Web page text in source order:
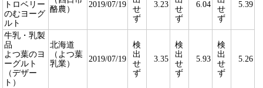
トロベリー
のむヨーグ
ルト
酪農）
2019/07/19
せ
ず
3.23
せ
ず
6.04
せ
ず
5.39
牛乳・乳製
品
よつ葉のヨ
ーグルト
（デザー
ト）
北海道
（よつ葉
乳業）
2019/07/19
検
出
せ
ず
3.35
検
出
せ
ず
5.93
検
出
せ
ず
5.26